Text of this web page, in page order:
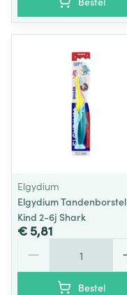
Elgydium
Elgydium Tandenborstel
Kind 2-6j Shark
€ 5,81
Bestel